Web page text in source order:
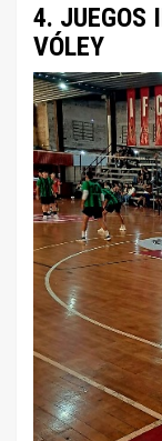
4. JUEGOS
VÓLEY